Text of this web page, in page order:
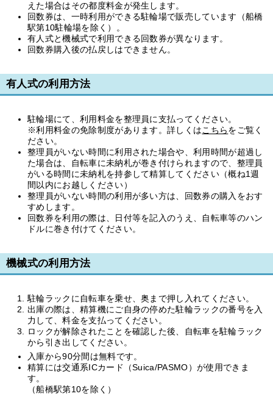
えた場合はその都度料金が発生します。
回数券は、一時利用ができる駐輪場で販売しています（船橋
駅第10駐輪場を除く）。
有人式と機械式で利用できる回数券が異なります。
回数券購入後の払戻しはできません。
有人式の利用方法
駐輪場にて、利用料金を整理員に支払ってください。
※利用料金の免除制度があります。詳しくはこちらをご覧く
ださい。
整理員がいない時間に利用された場合や、利用時間が超過し
た場合は、自転車に未納札が巻き付けられますので、整理員
がいる時間に未納札を持参して精算してください（概ね1週
間以内にお越しください）
整理員がいない時間の利用が多い方は、回数券の購入をおす
すめします。
回数券を利用の際は、日付等を記入のうえ、自転車等のハン
ドルに巻き付けてください。
機械式の利用方法
駐輪ラックに自転車を乗せ、奥まで押し入れてください。
出庫の際は、精算機にご自身の停めた駐輪ラックの番号を入
力して、料金を支払ってください。
ロックが解除されたことを確認した後、自転車を駐輪ラック
から引き出してください。
入庫から90分間は無料です。
精算には交通系ICカード（Suica/PASMO）が使用できま
す。
（船橋駅第10を除く）